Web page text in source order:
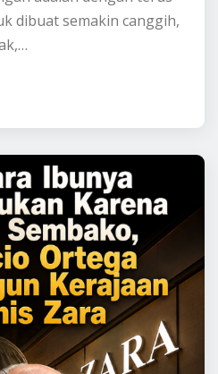
Aug 5, 2026 0
adalah dengan terus
dibuat semakin canggih,